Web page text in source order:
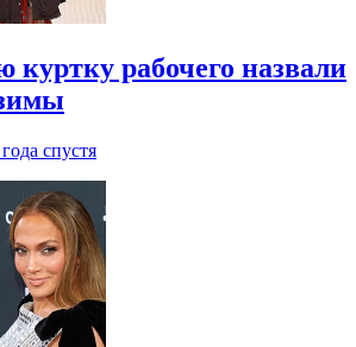
куртку рабочего назвали
спустя